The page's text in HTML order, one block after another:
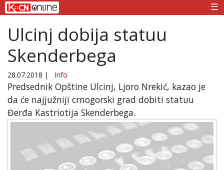
☰
Ulcinj dobija statuu
Skenderbega
28.07.2018 | Info
Predsednik Opštine Ulcinj, Ljoro Nrekić, kazao je
da će najjužniji crnogorski grad dobiti statuu
Đerđa Kastriotija Skenderbega.